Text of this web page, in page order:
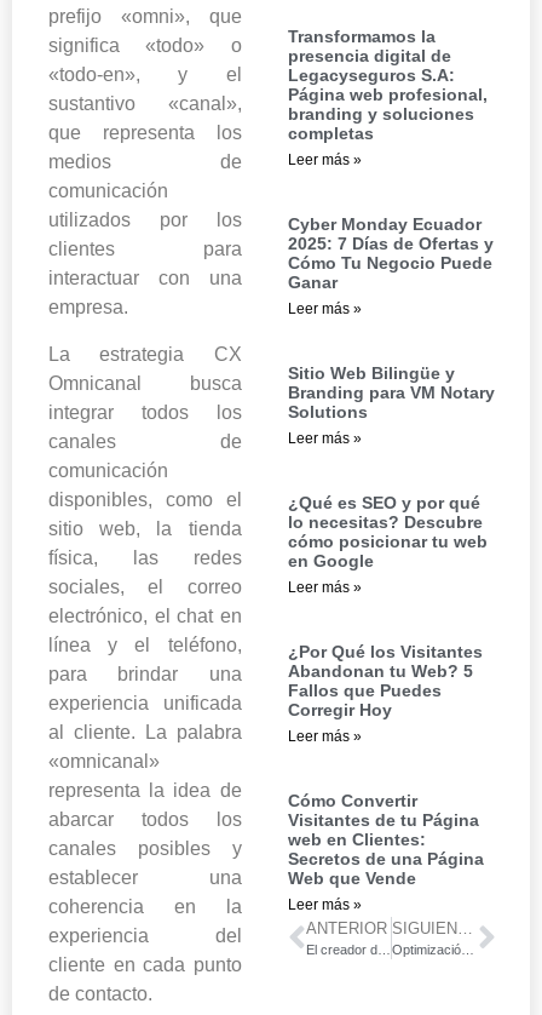
prefijo «omni», que
significa «todo» o
«todo-en», y el
sustantivo «canal»,
que representa los
medios de
comunicación
utilizados por los
clientes para
interactuar con una
empresa.
La estrategia CX
Omnicanal busca
integrar todos los
canales de
comunicación
disponibles, como el
sitio web, la tienda
física, las redes
sociales, el correo
electrónico, el chat en
línea y el teléfono,
para brindar una
experiencia unificada
al cliente. La palabra
«omnicanal»
representa la idea de
abarcar todos los
canales posibles y
establecer una
coherencia en la
experiencia del
cliente en cada punto
de contacto.
Transformamos la
presencia digital de
Legacyseguros S.A:
Página web profesional,
branding y soluciones
completas
Leer más »
Cyber Monday Ecuador
2025: 7 Días de Ofertas y
Cómo Tu Negocio Puede
Ganar
Leer más »
Sitio Web Bilingüe y
Branding para VM Notary
Solutions
Leer más »
¿Qué es SEO y por qué
lo necesitas? Descubre
cómo posicionar tu web
en Google
Leer más »
¿Por Qué los Visitantes
Abandonan tu Web? 5
Fallos que Puedes
Corregir Hoy
Leer más »
Cómo Convertir
Visitantes de tu Página
web en Clientes:
Secretos de una Página
Web que Vende
Leer más »
ANTERIOR
El creador de contenidos
SIGUIENTE